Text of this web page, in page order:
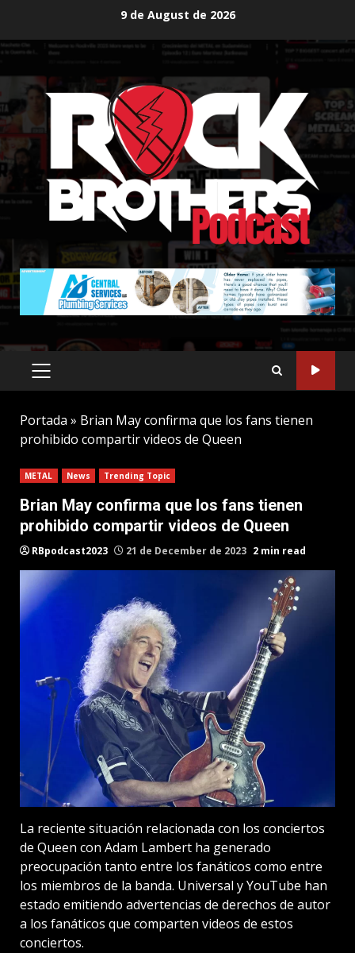
content
9 de August de 2026
PRIMARY
MENU
Portada » Brian May confirma que los fans tienen
prohibido compartir videos de Queen
METAL News Trending Topic
Brian May confirma que los fans tienen
prohibido compartir videos de Queen
RBpodcast2023 21 de December de 2023 2 min read
La reciente situación relacionada con los conciertos
de Queen con Adam Lambert ha generado
preocupación tanto entre los fanáticos como entre
los miembros de la banda. Universal y YouTube han
estado emitiendo advertencias de derechos de autor
a los fanáticos que comparten videos de estos
conciertos.